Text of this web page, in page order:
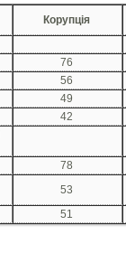
Корупція
76
56
49
42
78
53
51